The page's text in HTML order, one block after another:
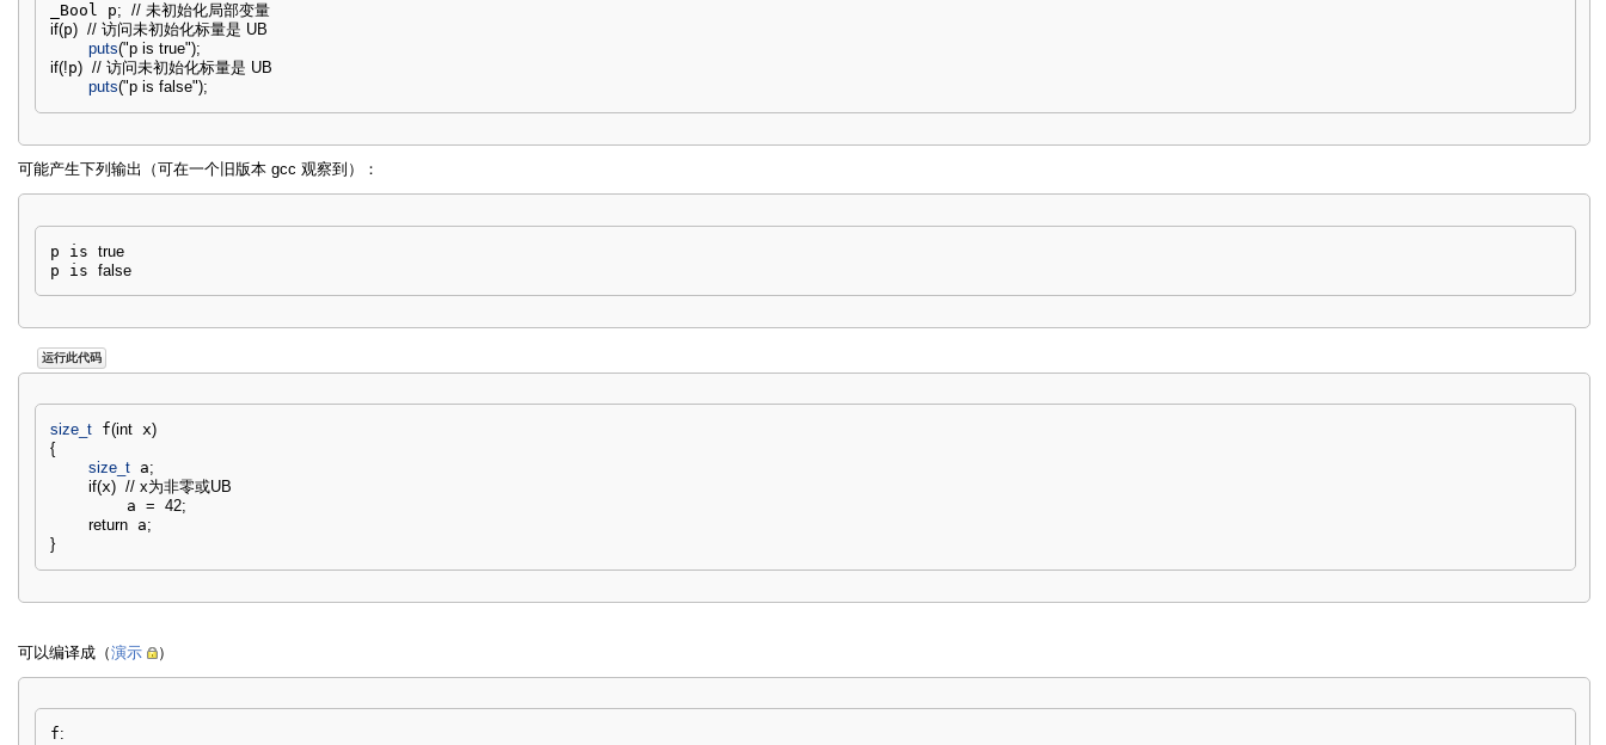
_Bool p;
// 未初始化局部变量
if(p) // 访问未初始化标量是 UB
puts("p is true");
if(!p) // 访问未初始化标量是 UB
puts("p is false");
可能产生下列输出（可在一个旧版本 gcc 观察到）：
p is true
p is false
运行此代码
size_t f(int x)
{
size_t a;
if(x) // x为非零或UB
        a
= 42;
return a;
}
可以编译成（演示 ）
f: